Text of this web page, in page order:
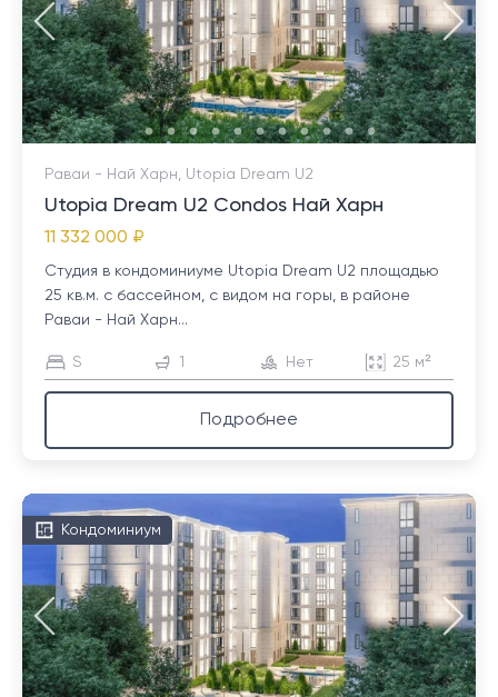
Раваи - Най Харн, Utopia Dream U2
Utopia Dream U2 Condos Най Харн
11 332 000 ₽
Студия в кондоминиуме Utopia Dream U2 площадью
25 кв.м. с бассейном, с видом на горы, в районе
Раваи - Най Харн...
S 1 Нет 25 м²
Подробнее
Кондоминиум